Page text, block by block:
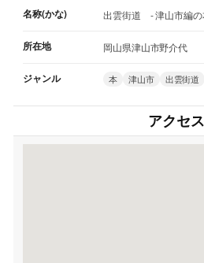
名称(かな) 出雲街道 - 津山市編の
所在地 岡山県津山市野介代
ジャンル 本 津山市 出雲街道
アクセス